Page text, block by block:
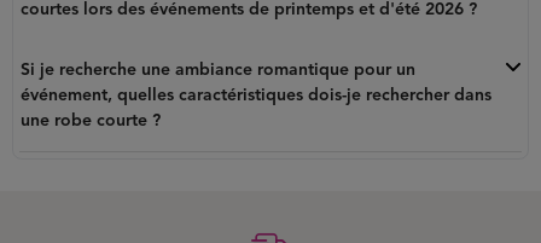
courtes lors des événements de printemps et d'été 2026 ?
Si je recherche une ambiance romantique pour un
événement, quelles caractéristiques dois-je rechercher dans
une robe courte ?